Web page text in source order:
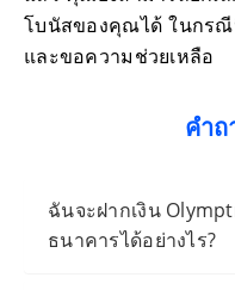
โบนัสของคุณได้ ในกรณี
และขอความช่วยเหลือ
คำ
ฉันจะฝากเงิน
ธนาคารได้อย่างไร?